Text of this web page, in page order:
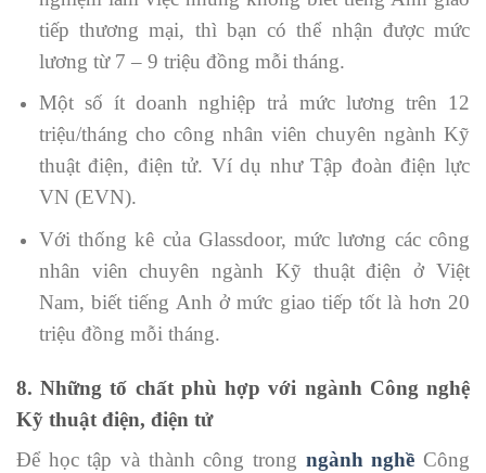
tiếp thương mại, thì bạn có thể nhận được mức
lương từ 7 – 9 triệu đồng mỗi tháng.
Một số ít doanh nghiệp trả mức lương trên 12
triệu/tháng cho công nhân viên chuyên ngành Kỹ
thuật điện, điện tử. Ví dụ như Tập đoàn điện lực
VN (EVN).
Với thống kê của Glassdoor, mức lương các công
nhân viên chuyên ngành Kỹ thuật điện ở Việt
Nam, biết tiếng Anh ở mức giao tiếp tốt là hơn 20
triệu đồng mỗi tháng.
8. Những tố chất phù hợp với ngành Công nghệ
Kỹ thuật điện, điện tử
Để học tập và thành công trong ngành nghề Công